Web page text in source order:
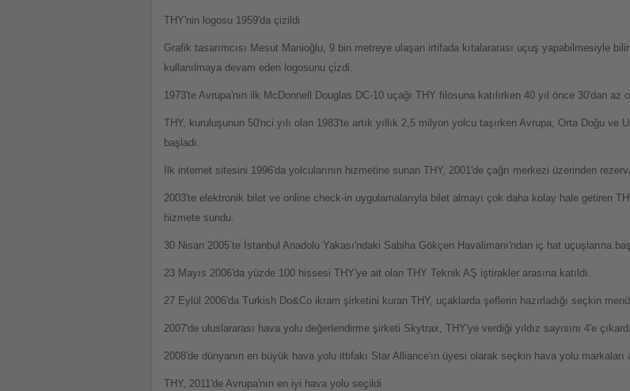
THY'nin logosu 1959'da çizildi
Grafik tasarımcısı Mesut Manioğlu, 9 bin metreye ulaşan irtifada kıtalararası uçuş yapabilmesiyle
kullanılmaya devam eden logosunu çizdi.
1973'te Avrupa'nın ilk McDonnell Douglas DC-10 uçağı THY filosuna katılırken 40 yıl önce 30'dan az
THY, kuruluşunun 50'nci yılı olan 1983'te artık yıllık 2,5 milyon yolcu taşırken Avrupa, Orta Doğu ve
başladı.
İlk internet sitesini 1996'da yolcularının hizmetine sunan THY, 2001'de çağrı merkezi üzerinden
2003'te elektronik bilet ve online check-in uygulamalarıyla bilet almayı çok daha kolay hale getiren
hizmete sundu.
30 Nisan 2005’te İstanbul Anadolu Yakası'ndaki Sabiha Gökçen Havalimanı'ndan iç hat uçuşlarına
23 Mayıs 2006'da yüzde 100 hissesi THY'ye ait olan THY Teknik AŞ iştirakler arasına katıldı.
27 Eylül 2006'da Turkish Do&Co ikram şirketini kuran THY, uçaklarda şeflerin hazırladığı seçkin
2007'de uluslararası hava yolu değerlendirme şirketi Skytrax, THY'ye verdiği yıldız sayısını 4'e
2008'de dünyanın en büyük hava yolu ittifakı Star Alliance'ın üyesi olarak seçkin hava yolu
THY, 2011'de Avrupa'nın en iyi hava yolu seçildi